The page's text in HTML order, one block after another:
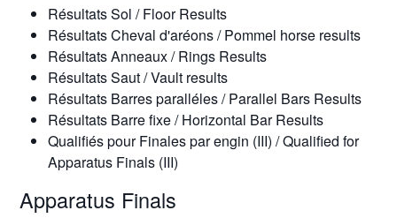
Résultats Sol / Floor Results
Résultats Cheval d'aréons / Pommel horse results
Résultats Anneaux / Rings Results
Résultats Saut / Vault results
Résultats Barres paralléles / Parallel Bars Results
Résultats Barre fixe / Horizontal Bar Results
Qualifiés pour Finales par engin (III) / Qualified for
Apparatus Finals (III)
Apparatus Finals